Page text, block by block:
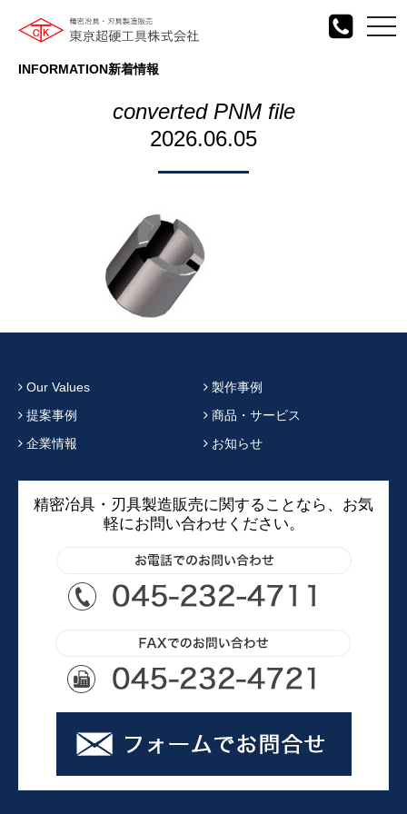
INFORMATION新着情報
converted PNM file
2026.06.05
Our Values
製作事例
提案事例
商品・サービス
企業情報
お知らせ
精密冶具・刃具製造販売に関することなら、お気
軽にお問い合わせください。